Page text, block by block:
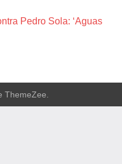
Pedro Sola: ‘Aguas
ThemeZee.